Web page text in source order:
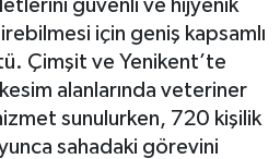
güvenli ve hijyenik
için geniş kapsamlı
Çimşit ve Yenikent’te
alanlarında veteriner
sunulurken, 720 kişilik
sahadaki görevini